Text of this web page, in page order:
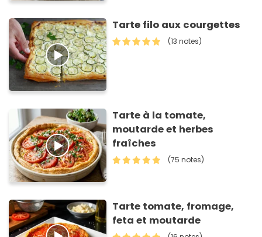
Tarte filo aux courgettes
(13 notes)
Tarte à la tomate,
moutarde et herbes
fraîches
(75 notes)
Tarte tomate, fromage,
feta et moutarde